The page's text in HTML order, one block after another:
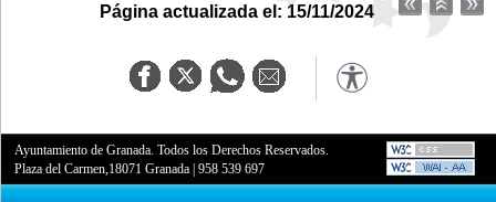
Página actualizada el: 15/11/2024
Ayuntamiento de Granada. Todos los Derechos Reservados.
Plaza del Carmen,18071 Granada |958 539 697